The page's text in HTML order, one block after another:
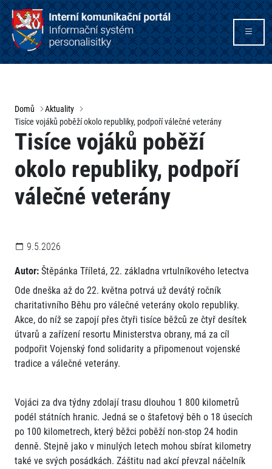
Domů
Aktuality
Tisíce vojáků poběží okolo republiky, podpoří válečné veterány
Tisíce vojáků poběží
okolo republiky, podpoří
válečné veterány
9.5.2026
Autor: Štěpánka Tříletá, 22. základna vrtulníkového letectva
Ode dneška až do 22. května potrvá už devátý ročník
charitativního Běhu pro válečné veterány okolo republiky.
Akce, do níž se zapojí přes čtyři tisíce běžců ze čtyř desítek
útvarů a zařízení resortu Ministerstva obrany, má za cíl
podpořit Vojenský fond solidarity a připomenout vojenské
tradice a válečné veterány.
Vojáci za dva týdny zdolají trasu dlouhou 1 800 kilometrů
podél státních hranic. Jedná se o štafetový běh o 18 úsecích
po 100 kilometrech, který běžci poběží non-stop 24 hodin
denně. Stejně jako v minulých letech mohou sbírat kilometry
také ve svých posádkách. Záštitu nad akcí převzal náčelník